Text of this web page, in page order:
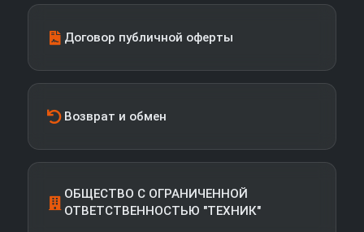
Договор публичной оферты
Возврат и обмен
ОБЩЕСТВО С ОГРАНИЧЕННОЙ
ОТВЕТСТВЕННОСТЬЮ "ТЕХНИК"